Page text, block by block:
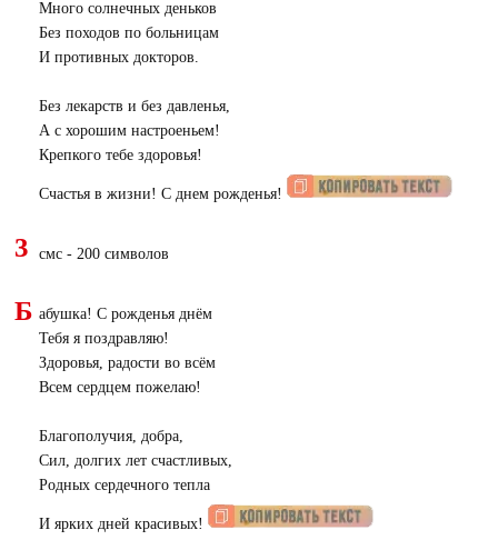
Много солнечных деньков
Без походов по больницам
И противных докторов.
Без лекарств и без давленья,
А с хорошим настроеньем!
Крепкого тебе здоровья!
Счастья в жизни! С днем рожденья!
3 смс - 200 символов
Б абушка! С рожденья днём
Тебя я поздравляю!
Здоровья, радости во всём
Всем сердцем пожелаю!
Благополучия, добра,
Сил, долгих лет счастливых,
Родных сердечного тепла
И ярких дней красивых!